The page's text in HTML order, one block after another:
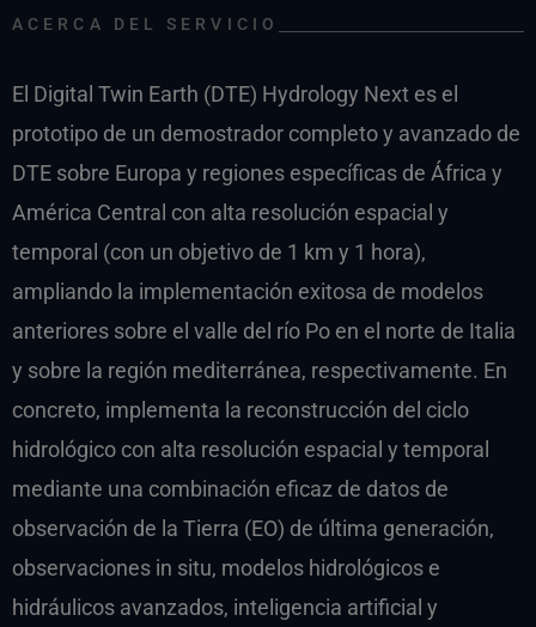
ACERCA DEL SERVICIO
El Digital Twin Earth (DTE) Hydrology Next es el
prototipo de un demostrador completo y avanzado de
DTE sobre Europa y regiones específicas de África y
América Central con alta resolución espacial y
temporal (con un objetivo de 1 km y 1 hora),
ampliando la implementación exitosa de modelos
anteriores sobre el valle del río Po en el norte de Italia
y sobre la región mediterránea, respectivamente. En
concreto, implementa la reconstrucción del ciclo
hidrológico con alta resolución espacial y temporal
mediante una combinación eficaz de datos de
observación de la Tierra (EO) de última generación,
observaciones in situ, modelos hidrológicos e
hidráulicos avanzados, inteligencia artificial y